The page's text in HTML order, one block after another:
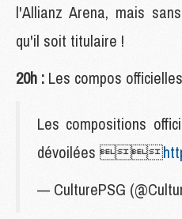
l'Allianz Arena, mais
qu'il soit titulaire !
20h : Les compos
Les compositions
dévoilées 
— CulturePSG